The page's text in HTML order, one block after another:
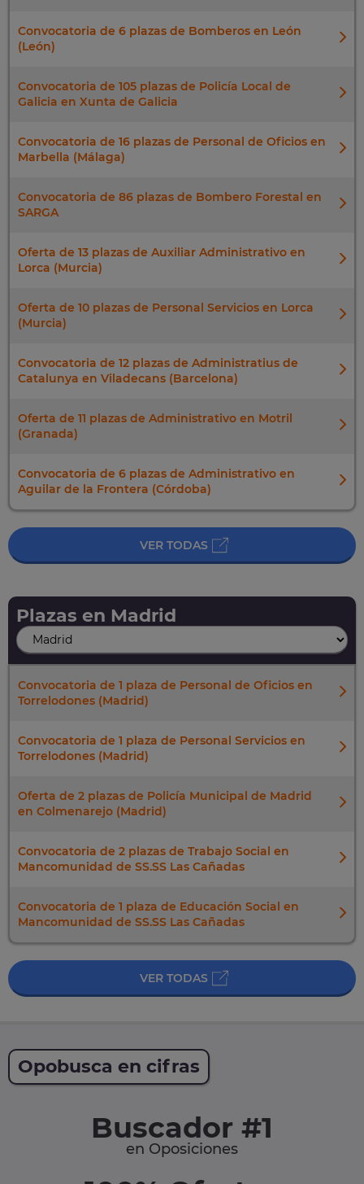
Convocatoria de 6 plazas de Bomberos en León
(León)
Convocatoria de 105 plazas de Policía Local de
Galicia en Xunta de Galicia
Convocatoria de 16 plazas de Personal de Oficios en
Marbella (Málaga)
Convocatoria de 86 plazas de Bombero Forestal en
SARGA
Oferta de 13 plazas de Auxiliar Administrativo en
Lorca (Murcia)
Oferta de 10 plazas de Personal Servicios en Lorca
(Murcia)
Convocatoria de 12 plazas de Administratius de
Catalunya en Viladecans (Barcelona)
Oferta de 11 plazas de Administrativo en Motril
(Granada)
Convocatoria de 6 plazas de Administrativo en
Aguilar de la Frontera (Córdoba)
VER TODAS
Plazas en Madrid
Convocatoria de 1 plaza de Personal de Oficios en
Torrelodones (Madrid)
Convocatoria de 1 plaza de Personal Servicios en
Torrelodones (Madrid)
Oferta de 2 plazas de Policía Municipal de Madrid
en Colmenarejo (Madrid)
Convocatoria de 2 plazas de Trabajo Social en
Mancomunidad de SS.SS Las Cañadas
Convocatoria de 1 plaza de Educación Social en
Mancomunidad de SS.SS Las Cañadas
VER TODAS
Opobusca en cifras
Buscador #1
en Oposiciones